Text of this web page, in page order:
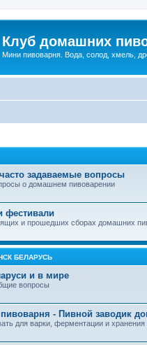
Клуб домашних
Мини пивоварня. Вода, солод, хмель,
задаваемые вопросы
о домашнем пивоварении
фестивали
и прошедших сборах домашних
БЕЛАРУСЬ
и в мире
вопросы
- Пивной заводик
для варки, ферментации и